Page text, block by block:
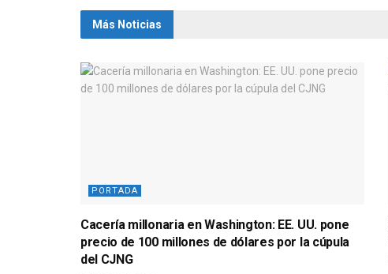
Más Noticias
PORTADA
Cacería millonaria en Washington: EE. UU. pone
precio de 100 millones de dólares por la cúpula
del CJNG